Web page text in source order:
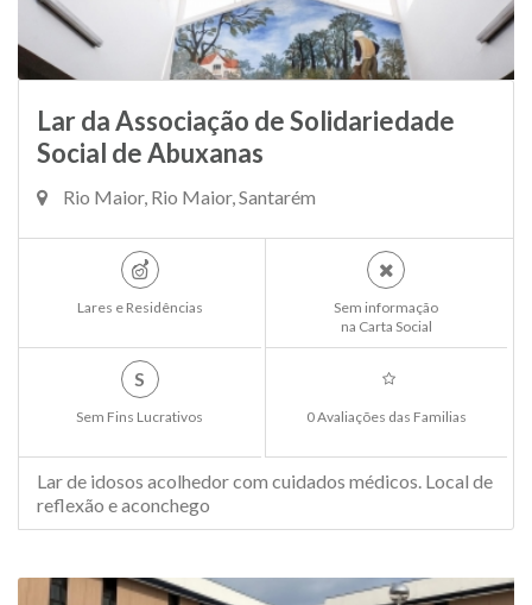
Lar da Associação de Solidariedade
Social de Abuxanas
Rio Maior, Rio Maior, Santarém
Lares e Residências
Sem informação
na Carta Social
S
Sem Fins Lucrativos 0 Avaliações das Familias
Lar de idosos acolhedor com cuidados médicos. Local de
reflexão e aconchego